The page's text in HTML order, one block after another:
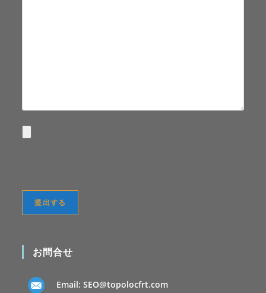
お問合せ
Email:SEO@topolocfrt.com